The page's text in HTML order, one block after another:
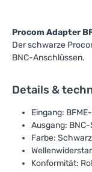
Procom Adapter
Der schwarze
BNC-Anschlüssen.
Details &
Eingang:
Ausgang:
Farbe: Schwarz
Konformität: